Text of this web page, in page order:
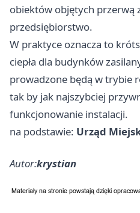
obiektów objętych przerwą
przedsiębiorstwo.
W praktyce oznacza to
ciepła dla budynków
prowadzone będą w trybie
tak by jak najszybciej
funkcjonowanie instalacji.
na podstawie: Urząd
Autor:krystian